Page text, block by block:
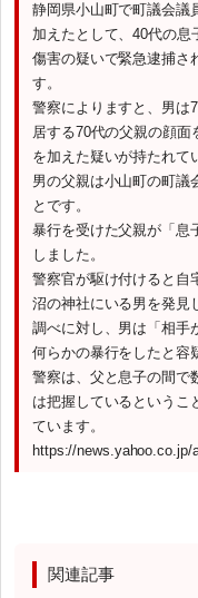
静岡県小山町で町議会議
加えたとして、40代の息
傷害の疑いで緊急逮捕さ
す。
警察によりますと、男は
居する70代の父親の顔
を加えた疑いが持たれて
男の父親は小山町の町議
とです。
暴行を受けた父親が「息
しました。
警察官が駆け付けると自
沼の神社にいる男を発見
調べに対し、男は「相手
何らかの暴行をしたと容
警察は、父と息子の間で
は把握しているというこ
ています。
https://news.yahoo.co.jp/
関連記事